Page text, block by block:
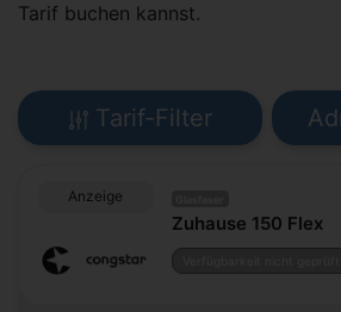
Tarif buchen kannst.
Tarif-Filter
Anzeige
Zuhause 150 Flex